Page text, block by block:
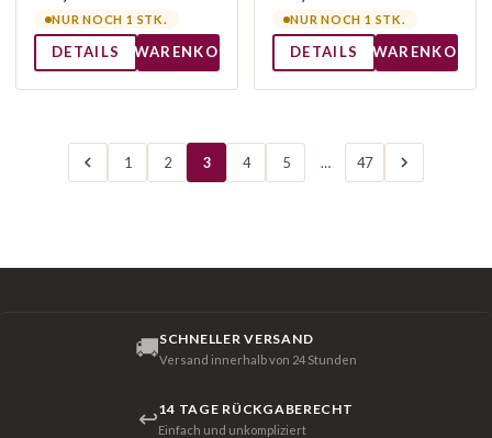
NUR NOCH 1 STK.
DETAILS WARENKORB
NUR NOCH 1 STK.
DETAILS WARENKORB
1 2 3 4 5 … 47
🚚SCHNELLER VERSAND
Versand innerhalb von 24 Stunden
↩14 TAGE RÜCKGABERECHT
Einfach und unkompliziert